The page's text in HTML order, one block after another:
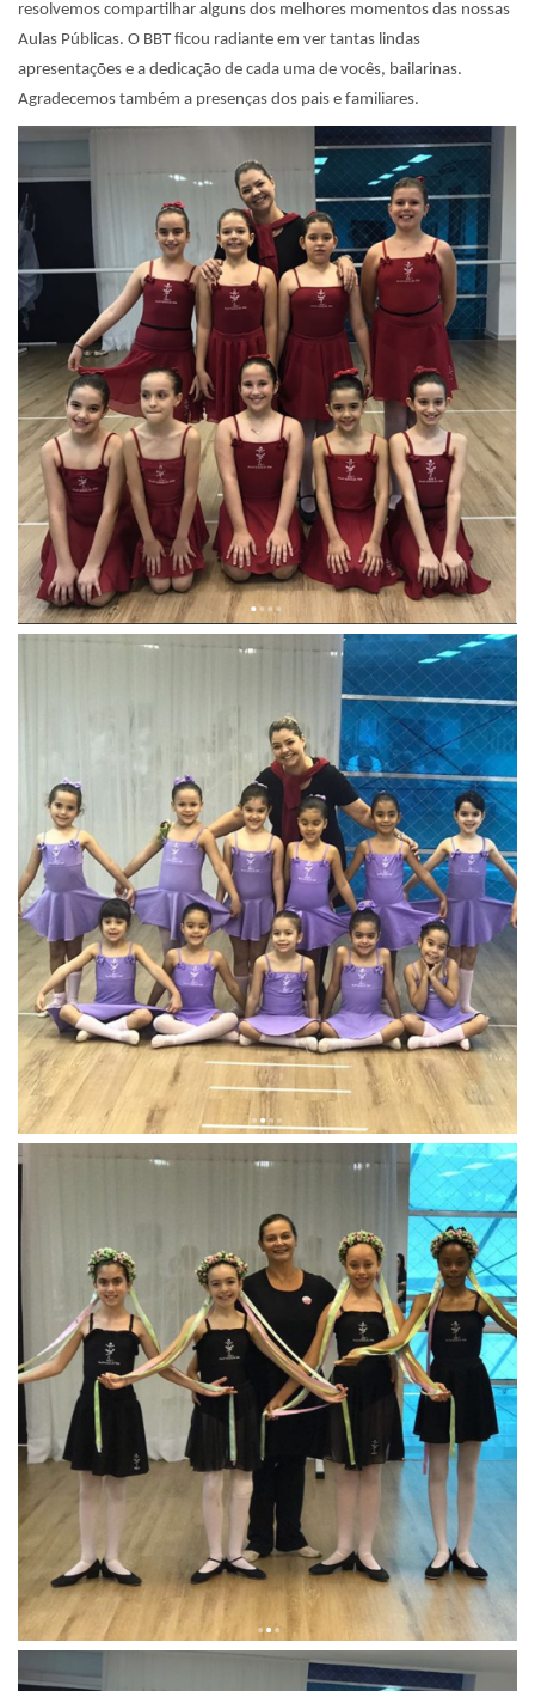
resolvemos compartilhar alguns dos melhores momentos das nossas
Aulas Públicas. O BBT ficou radiante em ver tantas lindas
apresentações e a dedicação de cada uma de vocês, bailarinas.
Agradecemos também a presenças dos pais e familiares.